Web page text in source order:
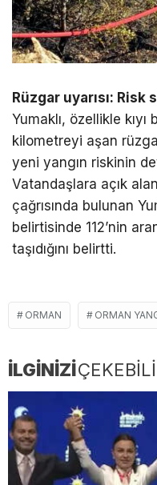
Rüzgar uyarısı: Risk
Yumaklı, özellikle
kilometreyi aşan
yeni yangın riskinin
Vatandaşlara açık
çağrısında bulunan
belirtisinde 112’nin
taşıdığını belirtti.
ORMAN ORMAN
İLGİNİZİ